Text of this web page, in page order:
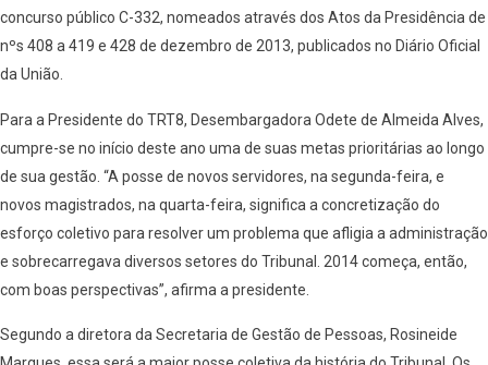
concurso público C-332, nomeados através dos Atos da Presidência de
nºs 408 a 419 e 428 de dezembro de 2013, publicados no Diário Oficial
da União.
Para a Presidente do TRT8, Desembargadora Odete de Almeida Alves,
cumpre-se no início deste ano uma de suas metas prioritárias ao longo
de sua gestão. “A posse de novos servidores, na segunda-feira, e
novos magistrados, na quarta-feira, significa a concretização do
esforço coletivo para resolver um problema que afligia a administração
e sobrecarregava diversos setores do Tribunal. 2014 começa, então,
com boas perspectivas”, afirma a presidente.
Segundo a diretora da Secretaria de Gestão de Pessoas, Rosineide